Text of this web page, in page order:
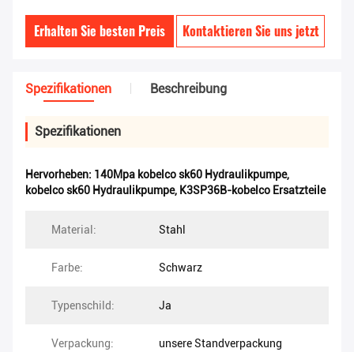
Erhalten Sie besten Preis Kontaktieren Sie uns jetzt
Spezifikationen Beschreibung
Spezifikationen
Hervorheben: 140Mpa kobelco sk60 Hydraulikpumpe,
kobelco sk60 Hydraulikpumpe, K3SP36B-kobelco Ersatzteile
Material: Stahl
Farbe: Schwarz
Typenschild: Ja
Verpackung: unsere Standverpackung